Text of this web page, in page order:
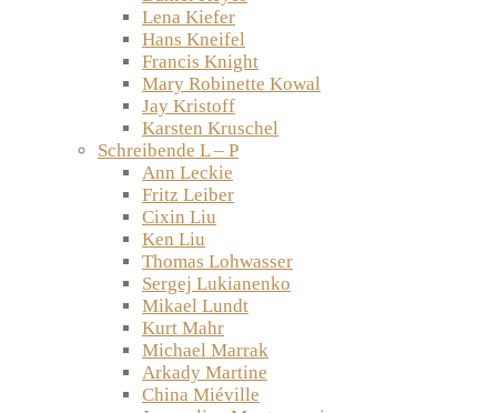
Lena Kiefer
Hans Kneifel
Francis Knight
Mary Robinette Kowal
Jay Kristoff
Karsten Kruschel
Schreibende L – P
Ann Leckie
Fritz Leiber
Cixin Liu
Ken Liu
Thomas Lohwasser
Sergej Lukianenko
Mikael Lundt
Kurt Mahr
Michael Marrak
Arkady Martine
China Miéville